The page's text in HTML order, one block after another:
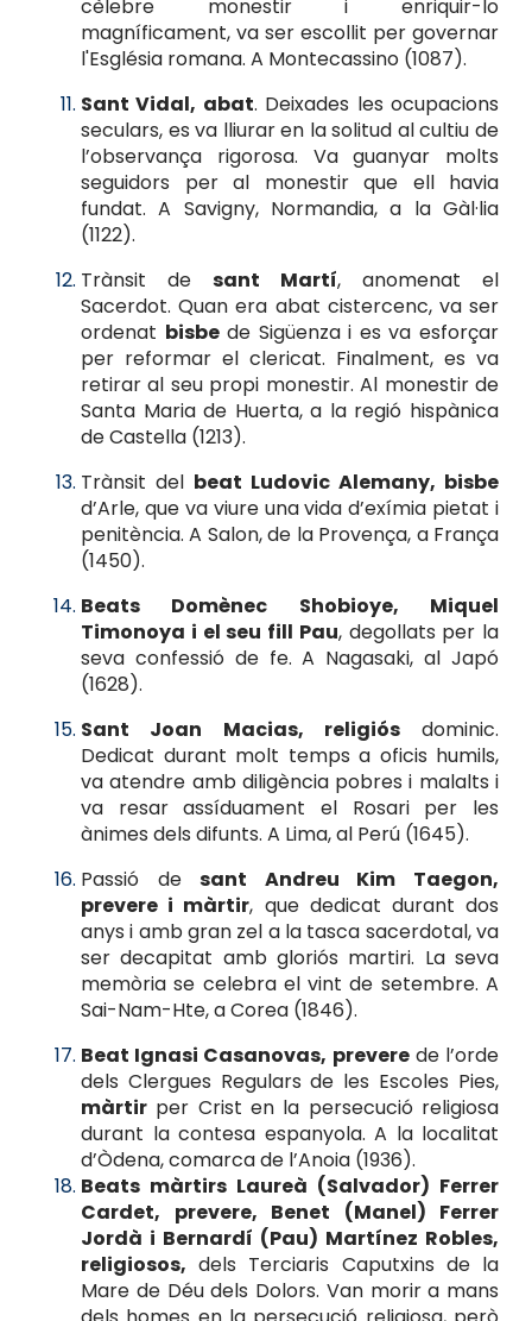
cèlebre monestir i enriquir-lo
magníficament, va ser escollit per governar
l'Església romana. A Montecassino (1087).
Sant Vidal, abat. Deixades les ocupacions
seculars, es va lliurar en la solitud al cultiu de
l’observança rigorosa. Va guanyar molts
seguidors per al monestir que ell havia
fundat. A Savigny, Normandia, a la Gàl·lia
(1122).
Trànsit de sant Martí, anomenat el
Sacerdot. Quan era abat cistercenc, va ser
ordenat bisbede Sigüenza i es va esforçar
per reformar el clericat. Finalment, es va
retirar al seu propi monestir. Al monestir de
Santa Maria de Huerta, a la regió hispànica
de Castella (1213).
Trànsit del beat Ludovic Alemany, bisbe
d’Arle, que va viure una vida d’exímia pietat i
penitència. A Salon, de la Provença, a França
(1450).
Beats Domènec Shobioye, Miquel
Timonoya i el seu fill Pau, degollats per la
seva confessió de fe. A Nagasaki, al Japó
(1628).
Sant Joan Macias, religiósdominic.
Dedicat durant molt temps a oficis humils,
va atendre amb diligència pobres i malalts i
va resar assíduament el Rosari per les
ànimes dels difunts. A Lima, al Perú (1645).
Passió desant Andreu Kim Taegon,
prevere i màrtir, que dedicat durant dos
anys i amb gran zel a la tasca sacerdotal, va
ser decapitat amb gloriós martiri. La seva
memòria se celebra el vint de setembre. A
Sai-Nam-Hte, a Corea (1846).
Beat Ignasi Casanovas, preverede l’orde
dels Clergues Regulars de les Escoles Pies,
màrtir per Crist en la persecució religiosa
durant la contesa espanyola. A la localitat
d’Òdena, comarca de l’Anoia (1936).
Beats màrtirs Laureà (Salvador) Ferrer
Cardet, prevere, Benet (Manel) Ferrer
Jordà i Bernardí (Pau) Martínez Robles,
religiosos, dels Terciaris Caputxins de la
Mare de Déu dels Dolors. Van morir a mans